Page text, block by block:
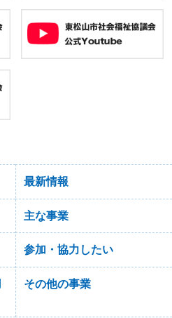
最新情報
主な事業
参加・協力したい
その他の事業